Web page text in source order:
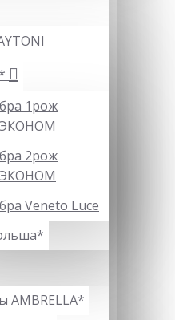
бра 1рож
ЭКОНОМ
бра 2рож
ЭКОНОМ
бра Veneto Luce
AMBRELLA*